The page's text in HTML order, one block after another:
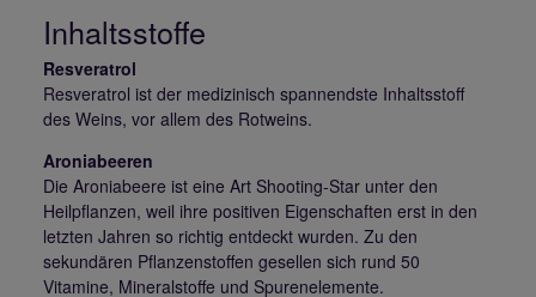
Inhaltsstoffe
Resveratrol
Resveratrol ist der medizinisch spannendste Inhaltsstoff
des Weins, vor allem des Rotweins.
Aroniabeeren
Die Aroniabeere ist eine Art Shooting-Star unter den
Heilpflanzen, weil ihre positiven Eigenschaften erst in den
letzten Jahren so richtig entdeckt wurden. Zu den
sekundären Pflanzenstoffen gesellen sich rund 50
Vitamine, Mineralstoffe und Spurenelemente.